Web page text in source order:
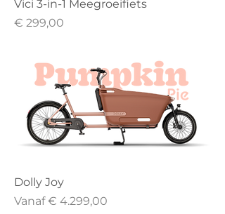
Vici 3-in-1 Meegroeifiets
Prijs
€ 299,00
Dolly Joy
Vanaf€ 4.299,00
Verkoopprijs